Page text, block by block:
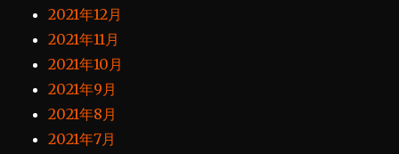
2021年12月
2021年11月
2021年10月
2021年9月
2021年8月
2021年7月